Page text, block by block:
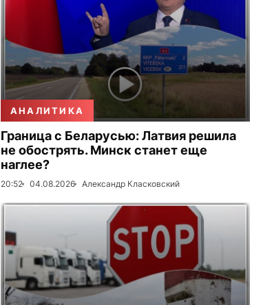
АНАЛИТИКА
Граница с Беларусью: Латвия решила
не обострять. Минск станет еще
наглее?
20:52 04.08.2026 Александр Класковский